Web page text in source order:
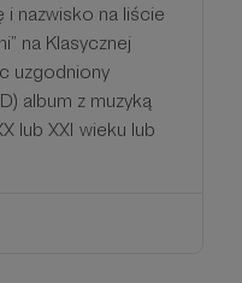
i nazwisko na liście
na Klasycznej
uzgodniony
album z muzyką
lub XXI wieku lub